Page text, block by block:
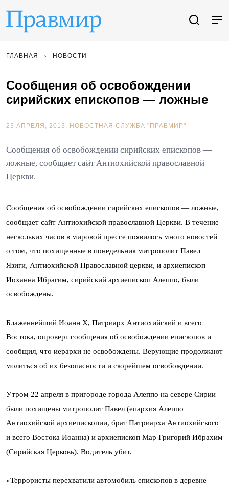
ГЛАВНАЯ НОВОСТИ
Сообщения об освобождении
сирийских епископов — ложные
23 АПРЕЛЯ, 2013. НОВОСТНАЯ СЛУЖБА "ПРАВМИР"
Сообщения об освобождении сирийских епископов —
ложные, сообщает сайт Антиохийской православной
Церкви.
Сообщения об освобождении сирийских епископов — ложные,
сообщает сайт Антиохийской православной Церкви. В течение
нескольких часов в мировой прессе появилось много новостей
о том, что похищенные в понедельник митрополит Павел
Язиги, Антиохийской Православной церкви, и архиепископ
Иоханна Ибрагим, сирийский архиепископ Алеппо, были
освобождены.
Блаженнейший Иоанн X, Патриарх Антиохийский и всего
Востока, опроверг сообщения об освобождении епископов и
сообщил, что иерархи не освобождены. Верующие продолжают
молиться об их безопасности и скорейшем освобождении.
Утром 22 апреля в пригороде города Алеппо на севере Сирии
были похищены митрополит Павел (епархия Алеппо
Антиохийской архиепископии, брат Патриарха Антиохийского
и всего Востока Иоанна) и архиепископ Мар Григорий Ибрахим
(Сирийская Церковь). Водитель убит.
«Террористы перехватили автомобиль епископов в деревне